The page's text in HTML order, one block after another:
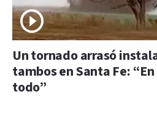
Un tornado arrasó
tambos en Santa Fe:
todo”